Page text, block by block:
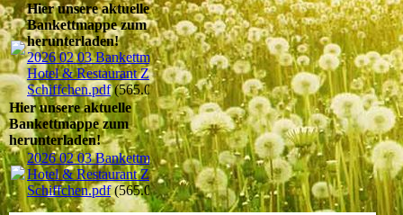
Hier unsere aktuelle
Bankettmappe zum
herunterladen!
2026 02 03 Bankettmappe
Hotel & Restaurant Zum
Schiffchen.pdf(565.08KB)
Hier unsere aktuelle
Bankettmappe zum
herunterladen!
2026 02 03 Bankettmappe
Hotel & Restaurant Zum
Schiffchen.pdf(565.08KB)